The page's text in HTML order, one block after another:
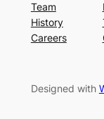
Team
History
Careers
Designed with